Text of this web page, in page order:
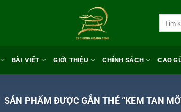
Tìm
BÀI VIẾT GIỚI THIỆU CHÍNH SÁCH CAO
SẢN PHẨM ĐƯỢC GẮN THẺ “KEM TAN